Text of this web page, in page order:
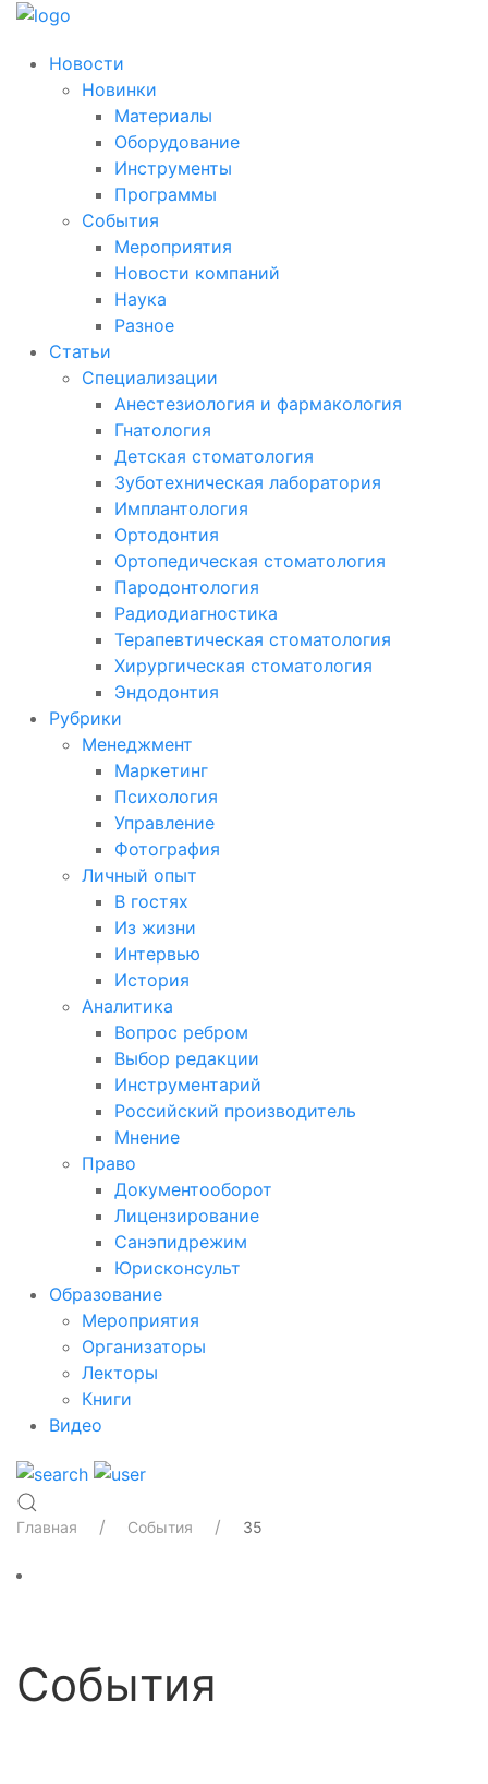
Новости
Новинки
Материалы
Оборудование
Инструменты
Программы
События
Мероприятия
Новости компаний
Наука
Разное
Статьи
Специализации
Анестезиология и фармакология
Гнатология
Детская стоматология
Зуботехническая лаборатория
Имплантология
Ортодонтия
Ортопедическая стоматология
Пародонтология
Радиодиагностика
Терапевтическая стоматология
Хирургическая стоматология
Эндодонтия
Рубрики
Менеджмент
Маркетинг
Психология
Управление
Фотография
Личный опыт
В гостях
Из жизни
Интервью
История
Аналитика
Вопрос ребром
Выбор редакции
Инструментарий
Российский производитель
Мнение
Право
Документооборот
Лицензирование
Санэпидрежим
Юрисконсульт
Образование
Мероприятия
Организаторы
Лекторы
Книги
Видео
Главная События 35
События